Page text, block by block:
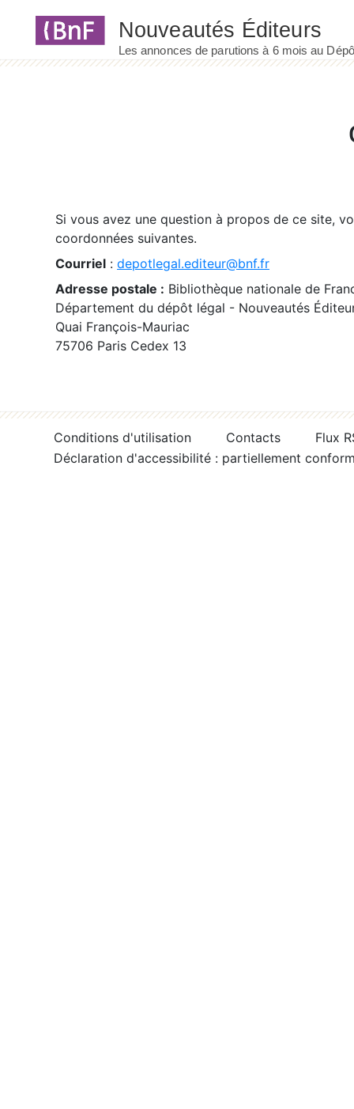
Si vous avez une question à propos de ce site,
coordonnées suivantes.
Courriel : depotlegal.editeur@bnf.fr
Adresse postale : Bibliothèque nationale de
Département du dépôt légal - Nouveautés
Quai François-Mauriac
75706 Paris Cedex 13
Conditions d'utilisation Contacts
Flux
Déclaration d'accessibilité : partiellement